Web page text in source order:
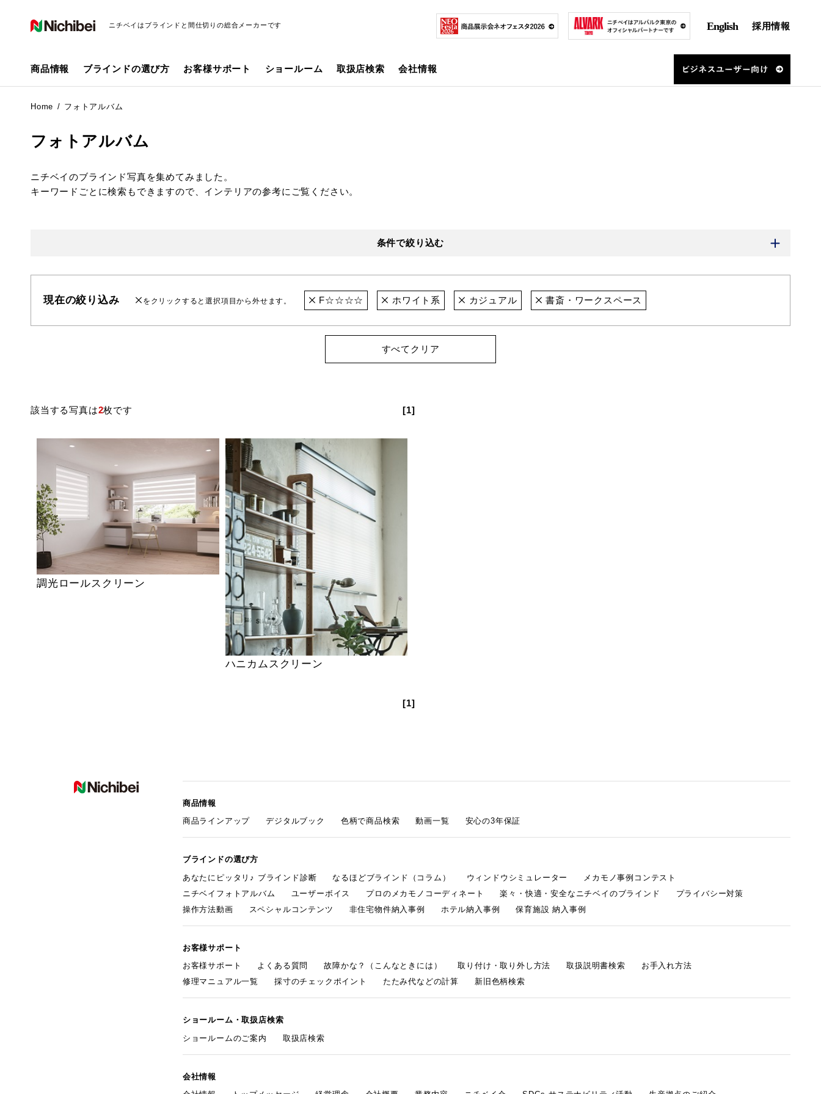
ニチベイはブラインドと間仕切りの総合メーカーです English 採用情報
商品情報 ブラインドの選び方 お客様サポート ショールーム 取扱店検索 会社情報
Home フォトアルバム
フォトアルバム
ニチベイのブラインド写真を集めてみました。
キーワードごとに検索もできますので、インテリアの参考にご覧ください。
条件で絞り込む
現在の絞り込み をクリックすると選択項目から外せます。 F☆☆☆☆ ホワイト系 カジュアル 書斎・ワークスペース
すべてクリア
該当する写真は2枚です [1]
調光ロールスクリーン
ハニカムスクリーン
[1]
商品情報
商品ラインアップ
デジタルブック 色柄で商品検索 動画一覧 安心の3年保証
ブラインドの選び方
あなたにピッタリ♪ ブラインド診断
なるほどブラインド（コラム） ウィンドウシミュレーター
メカモノ事例コンテスト
ニチベイフォトアルバム
ユーザーボイス プロのメカモノコーディネート 楽々・快適・安全なニチベイのブラインド
プライバシー対策
操作方法動画
スペシャルコンテンツ 非住宅物件納入事例 ホテル納入事例 保育施設 納入事例
お客様サポート
お客様サポート
よくある質問 故障かな？（こんなときには） 取り付け・取り外し方法 取扱説明書検索
お手入れ方法
修理マニュアル一覧
採寸のチェックポイント たたみ代などの計算 新旧色柄検索
ショールーム・取扱店検索
ショールームのご案内
取扱店検索
会社情報